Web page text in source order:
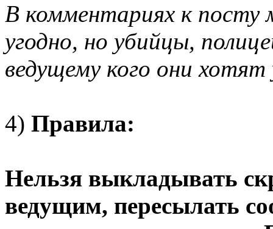
В комментариях к
угодно, но убийцы,
ведущему кого они
4) Правила:
Нельзя выкладывать
ведущим, пересылать